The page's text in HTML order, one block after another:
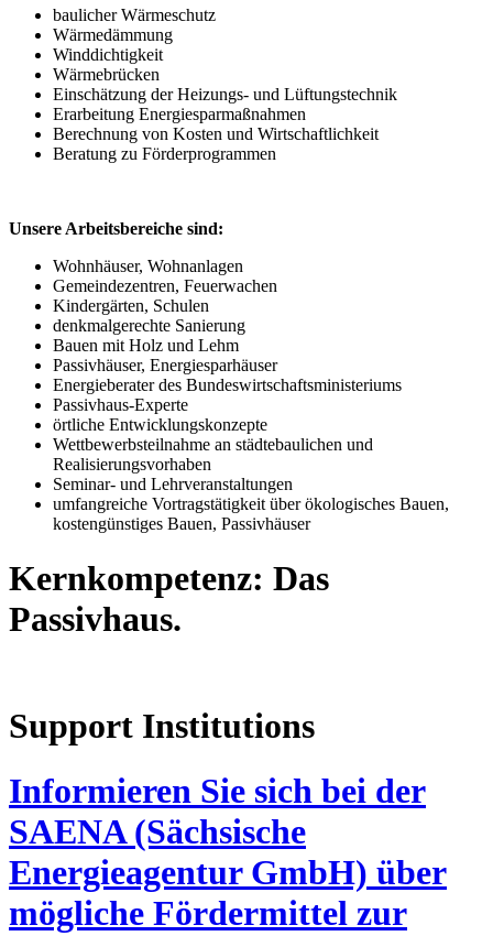
baulicher Wärmeschutz
Wärmedämmung
Winddichtigkeit
Wärmebrücken
Einschätzung der Heizungs- und Lüftungstechnik
Erarbeitung Energiesparmaßnahmen
Berechnung von Kosten und Wirtschaftlichkeit
Beratung zu Förderprogrammen
Unsere Arbeitsbereiche sind:
Wohnhäuser, Wohnanlagen
Gemeindezentren, Feuerwachen
Kindergärten, Schulen
denkmalgerechte Sanierung
Bauen mit Holz und Lehm
Passivhäuser, Energiesparhäuser
Energieberater des Bundeswirtschaftsministeriums
Passivhaus-Experte
örtliche Entwicklungskonzepte
Wettbewerbsteilnahme an städtebaulichen und
Realisierungsvorhaben
Seminar- und Lehrveranstaltungen
umfangreiche Vortragstätigkeit über ökologisches Bauen,
kostengünstiges Bauen, Passivhäuser
Kernkompetenz: Das
Passivhaus.
Support Institutions
Informieren Sie sich bei der
SAENA (Sächsische
Energieagentur GmbH) über
mögliche Fördermittel zur